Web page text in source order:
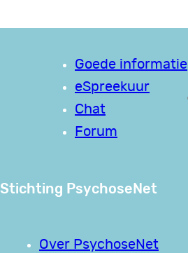
Goede informatie
eSpreekuur
Chat
Forum
Stichting PsychoseNet
Over PsychoseNet